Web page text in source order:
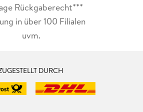
Rückgaberecht***
in über 100 Filialen
uvm.
DURCH